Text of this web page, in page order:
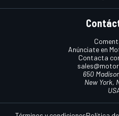
Anúnciate en
Contacta
650
New York,